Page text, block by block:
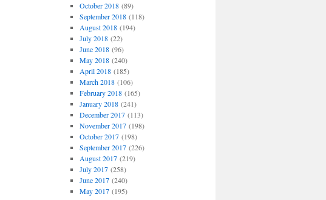
October 2018(89)
September 2018(118)
August 2018(194)
July 2018(22)
June 2018(96)
May 2018(240)
April 2018(185)
March 2018(106)
February 2018(165)
January 2018(241)
December 2017(113)
November 2017(198)
October 2017(198)
September 2017(226)
August 2017(219)
July 2017(258)
June 2017(240)
May 2017(195)